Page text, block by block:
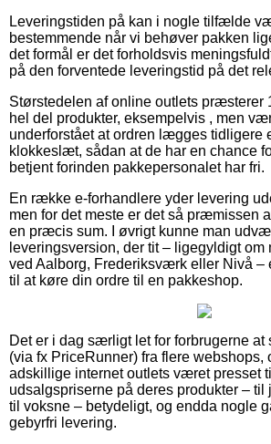
Leveringstiden på kan i nogle tilfælde
bestemmende når vi behøver pakken
det formål er det forholdsvis
på den forventede leveringstid på det
Størstedelen af online outlets præsterer
hel del produkter, eksempelvis , men
underforstået at ordren lægges tidligere
klokkeslæt, sådan at de har en chance
betjent forinden pakkepersonalet har fri.
En række e-forhandlere yder levering
men for det meste er det så præmissen
en præcis sum. I øvrigt kunne man
leveringsversion, der tit – ligegyldigt om
ved Aalborg, Frederiksværk eller Nivå –
til at køre din ordre til en pakkeshop.
Det er i dag særligt let for forbrugerne at
(via fx PriceRunner) fra flere webshops,
adskillige internet outlets været presset
udsalgspriserne på deres produkter – til
til voksne – betydeligt, og endda nogle
gebyrfri levering.